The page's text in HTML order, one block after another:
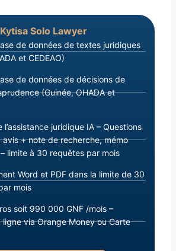
Kytisa Solo Lawyer
de données de textes juridiques
et CEDEAO)
de données de décisions de
(Guinée, OHADA et
l’assistance juridique IA – Questions
avis + note de recherche, mémo
limite à 30 requêtes par mois
Word et PDF dans la limite de 30
mois
soit 990 000 GNF /mois –
ligne via Orange Money ou Carte